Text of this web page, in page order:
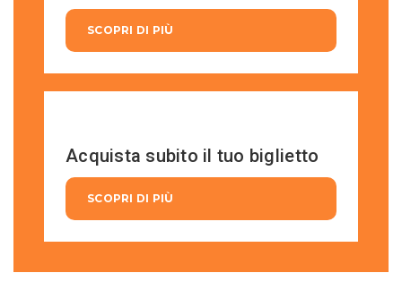
SCOPRI DI PIÙ
Acquista subito il tuo biglietto
SCOPRI DI PIÙ